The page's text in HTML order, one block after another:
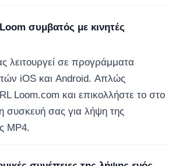
συμβατός με κινητές
λειτουργεί σε προγράμματα
iOS και Android. Απλώς
Loom.com και επικολλήστε το στο
συσκευή σας για λήψη της
MP4.